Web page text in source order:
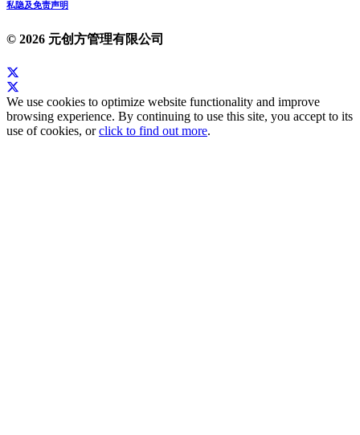
私隐及免责声明
© 2026 元创方管理有限公司
We use cookies to optimize website functionality and improve
browsing experience. By continuing to use this site, you accept to its
use of cookies, orclick to find out more.